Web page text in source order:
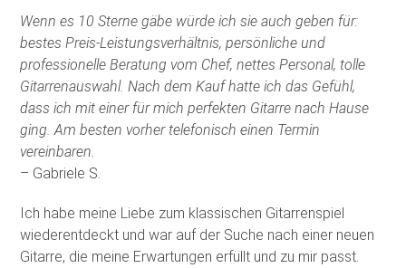
Wenn es 10 Sterne gäbe würde ich sie auch geben für:
bestes Preis-Leistungsverhältnis, persönliche und
professionelle Beratung vom Chef, nettes Personal, tolle
Gitarrenauswahl. Nach dem Kauf hatte ich das Gefühl,
dass ich mit einer für mich perfekten Gitarre nach Hause
ging. Am besten vorher telefonisch einen Termin
vereinbaren.
– Gabriele S.
Ich habe meine Liebe zum klassischen Gitarrenspiel
wiederentdeckt und war auf der Suche nach einer neuen
Gitarre, die meine Erwartungen erfüllt und zu mir passt.